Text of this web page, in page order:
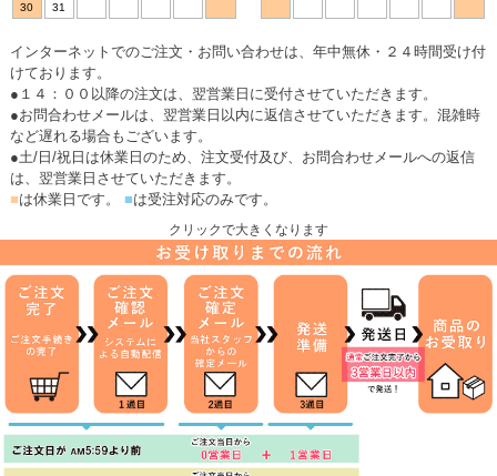
30
31
インターネットでのご注文・お問い合わせは、年中無休・２４時間受け付
けております。
●１４：００以降の注文は、翌営業日に受付させていただきます。
●お問合わせメールは、翌営業日以内に返信させていただきます。混雑時
など遅れる場合もございます。
●土/日/祝日は休業日のため、注文受付及び、お問合わせメールへの返信
は、翌営業日させていただきます。
■は休業日です。 ■は受注対応のみです。
クリックで大きくなります